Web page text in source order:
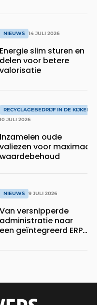
NIEUWS 14 JULI 2026
Energie slim sturen en
delen voor betere
valorisatie
RECYCLAGEBEDRIJF IN DE KIJKER
10 JULI 2026
Inzamelen oude
valiezen voor maximaal
waardebehoud
NIEUWS 9 JULI 2026
Van versnipperde
administratie naar
een geïntegreerd ERP-